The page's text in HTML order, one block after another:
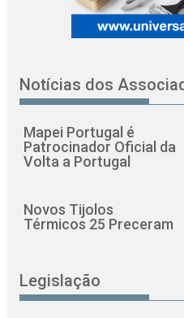
Notícias dos
Mapei Portugal é
Patrocinador Oficial da
Volta a Portugal
Novos Tijolos
Térmicos 25 Preceram
Legislação